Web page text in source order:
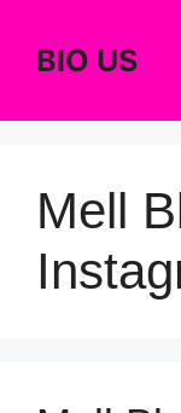
contentBIO US
Mell